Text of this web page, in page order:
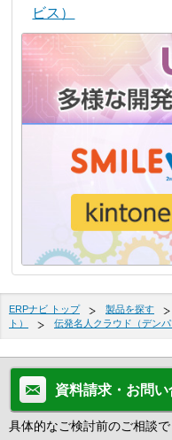
ビス）
ERPナビ トップ 製品を探す
ト）
伝発名人クラウド（デンパ
資料請求・お問い
具体的なご検討前のご相談